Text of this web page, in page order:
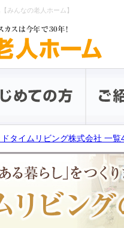
みんなの老人ホーム】
ドタイムリビング株式会社 一覧